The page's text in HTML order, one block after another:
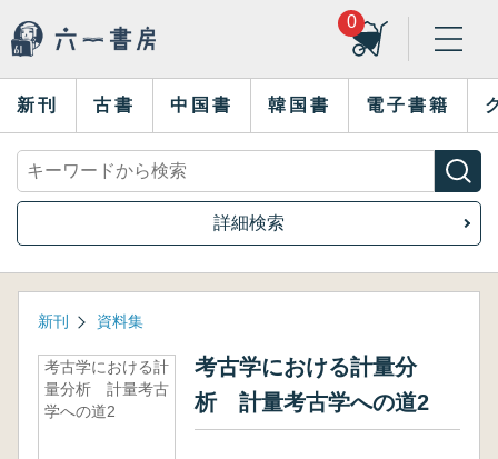
0
新刊 古書 中国書 韓国書 電子書籍
詳細検索
新刊 資料集
考古学における計
量分析 計量考古
学への道2
考古学における計量分
析 計量考古学への道2